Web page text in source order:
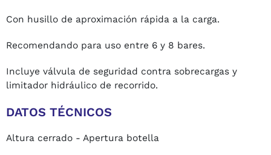
Con husillo de aproximación rápida a la carga.
Recomendando para uso entre 6 y 8 bares.
Incluye válvula de seguridad contra sobrecargas y
limitador hidráulico de recorrido.
DATOS TÉCNICOS
Altura cerrado - Apertura botella